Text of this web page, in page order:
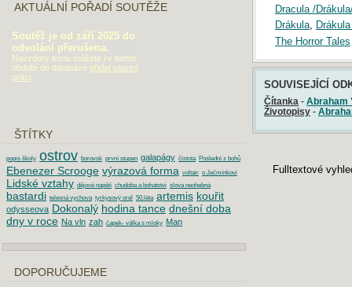
Dracula /
Drákula,
The Horror Tales
SOUVISEJÍCÍ
Čítanka - Abraham
Životopisy -
Fulltextové
AKTUÁLNÍ POŘADÍ SOUTĚŽE
Soutěž je od září 2025 do
odvolání přerušena.
Navzdory tomu můžete i v tomto
období do databáze přidat vlastní
práci
ŠTÍTKY
popis školy ostrov borovsk první stupen galapágy čistota Poslední z bohů
Ebenezer Scrooge výrazová forma voltair o Ječmínkovi
Lidské vztahy dějové napětí chudoba a bohatstvi slova neohebná
bastardi telesná vychova tyrkysový orel 50.léta artemis kouřit
odysseova Dokonalý hodina tance dnešní doba
dny v roce Na vln zah čapek- válka s mloky Man
DOPORUČUJEME